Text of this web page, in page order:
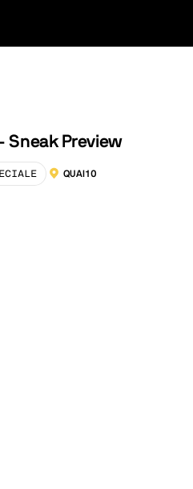
Sneak Preview
LOCALISATION :
QUAI10